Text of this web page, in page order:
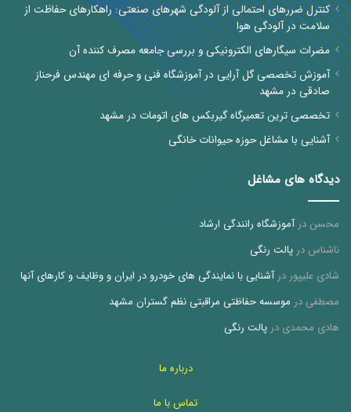
کنترل ضررهای احتمالی از آلودگی شهرهای صنعتی: راهکارهای حفاظت از
سلامت در آلودگی هوا
مضرات سیگارهای الکترونیکی و بررسی جامعه مصرف کننده آن
آموزش تخصصی گل آرایی در آموزشگاه فنی و حرفه ای مهندس فرحناز
صادقی در مشهد
تخصصی ترین تعمیرگاه گیربکس های اتومات در مشهد
آشنایی با مشاغل حوزه حیوانات خانگی
دیدگاه های مشاغل
محسن درآموزشگاه رانندگی ارشاد
ناشناس درپالت رنگی
شادی علیپوردرآشنایی با نمایندگی های خودرو در ایران و وظایف و کارهای آنها
مصطفی در موسسه حفاظتی مراقبتی نظم گستران مشهد
هادی محمدی درپالت رنگی
درباره ما
تماس با ما